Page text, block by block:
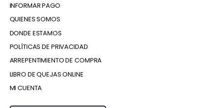
INFORMAR PAGO
QUIENES SOMOS
DONDE ESTAMOS
POLÍTICAS DE PRIVACIDAD
ARREPENTIMIENTO DE COMPRA
LIBRO DE QUEJAS ONLINE
MI CUENTA